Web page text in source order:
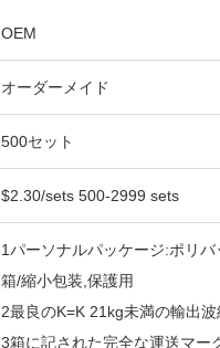
OEM
オーダーメイド
500セット
$2.30/sets 500-2999 sets
1パーソナルパッケージ:ポリバ
箱/縮小包装,保護用
2最良のK=K 21kg未満の輸出
3箱に記された完全な運送マー